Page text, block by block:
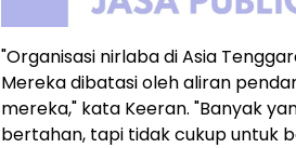
"Organisasi nirlaba di Asia
Mereka dibatasi oleh aliran
mereka," kata Keeran. "Banyak
bertahan, tapi tidak cukup untuk